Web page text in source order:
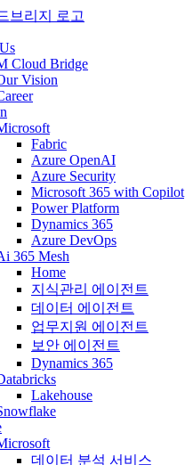
Cloud Bridge
Vision
Fabric
Azure OpenAI
Azure Security
Microsoft 365 with Copilot
Power Platform
Dynamics 365
Azure DevOps
365 Mesh
Home
지식관리 에이전트
데이터 에이전트
업무지원 에이전트
보안 에이전트
Dynamics 365
Lakehouse
데이터 분석 서비스